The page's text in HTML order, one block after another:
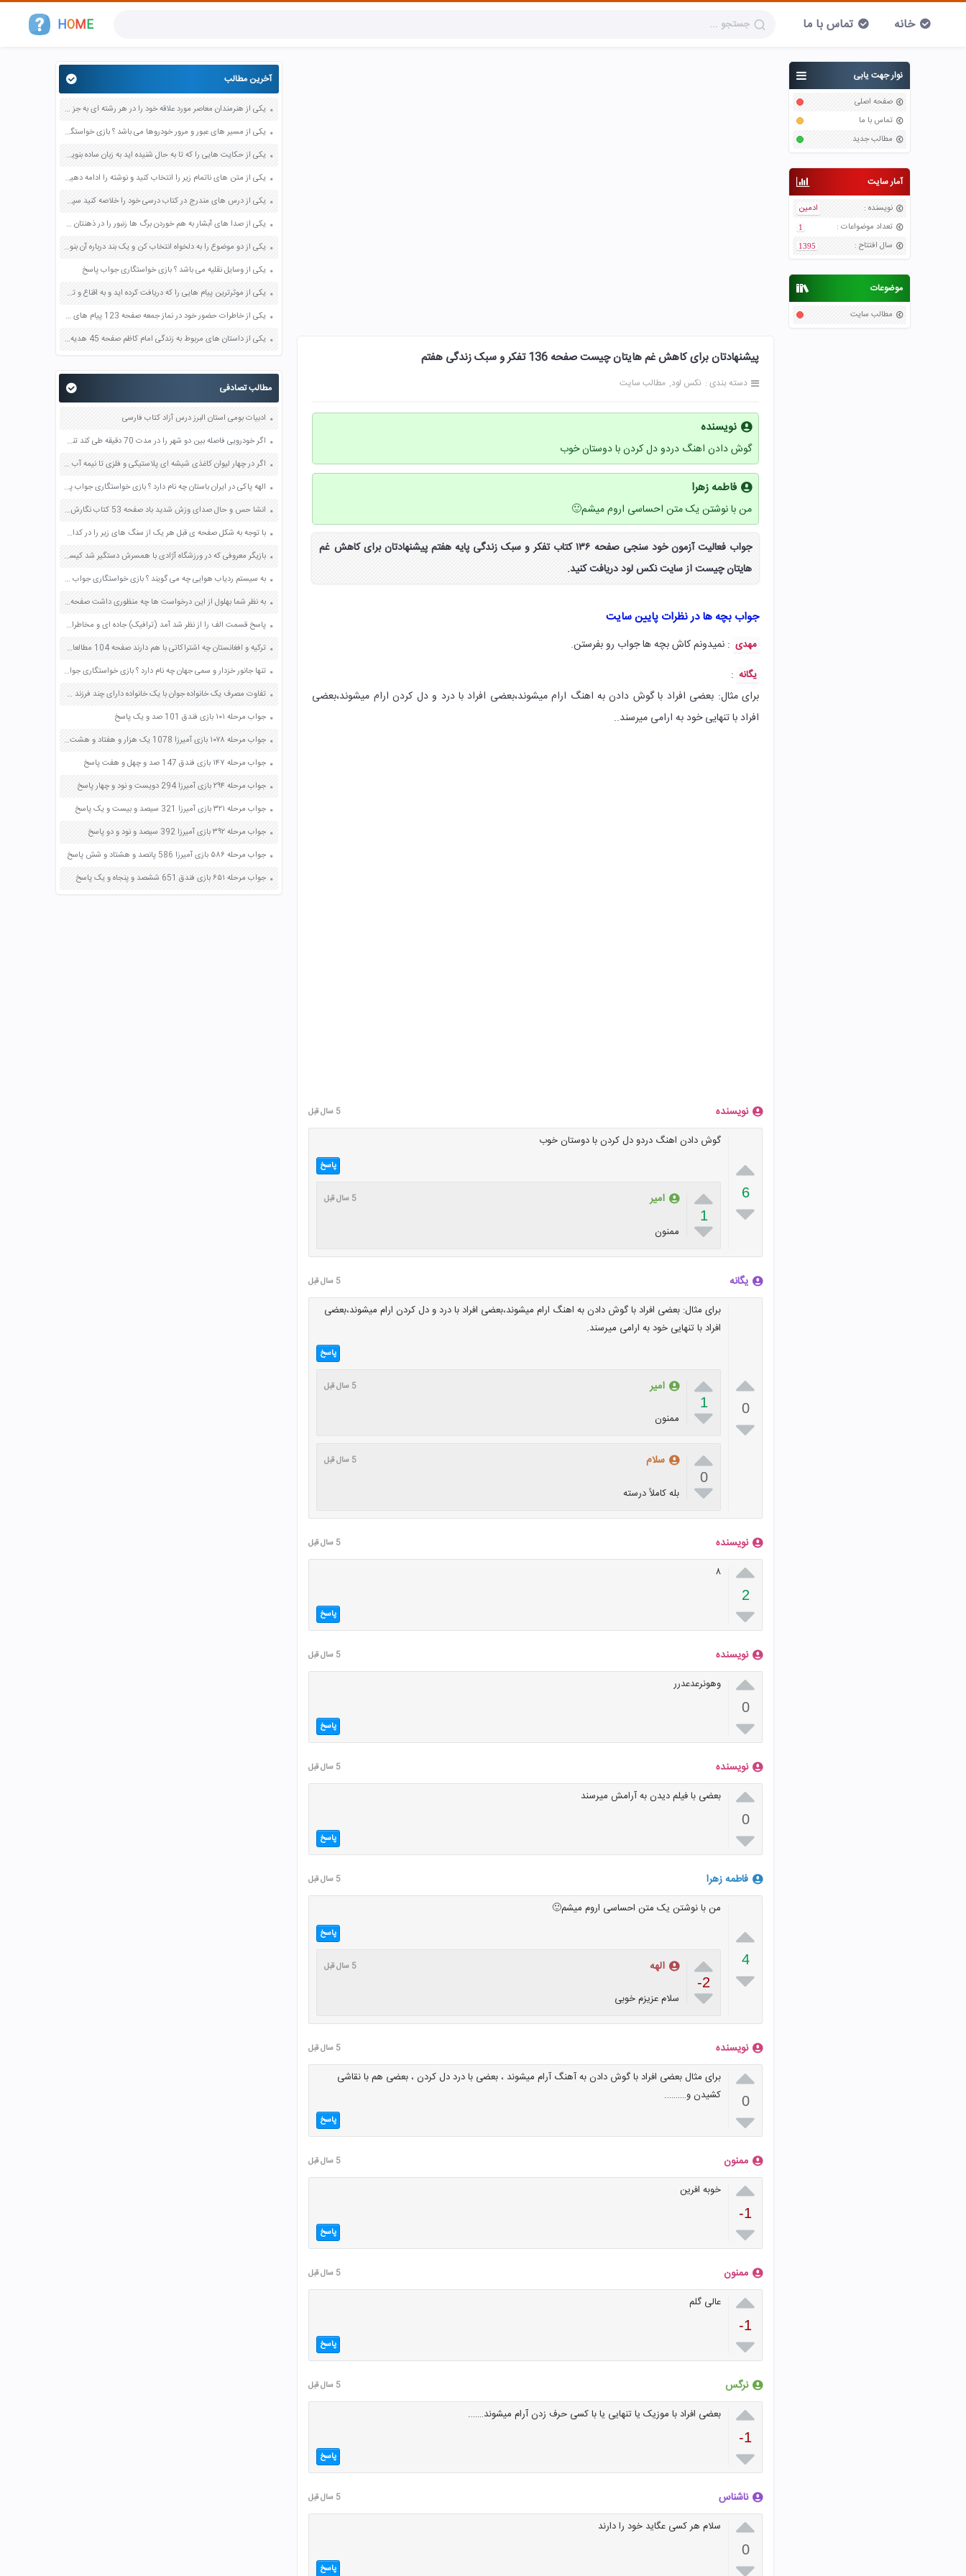
HOME خانه تماس با ما
نوار جهت یابی
صفحه اصلی
تماس با ما
مطالب جدید
آمار سایت
نویسنده :
ادمین
تعداد موضواعات :
1
سال افتتاح :
1395
موضوعات
مطالب سایت
پیشنهادتان برای کاهش غم هایتان چیست صفحه 136 تفکر و سبک زندگی هفتم
دسته بندی : نکس لود مطالب سایت
نویسنده
گوش دادن اهنگ دردو دل کردن با دوستان خوب
فاطمه زهرا
من با نوشتن یک متن احساسی اروم میشم🙂
جواب فعالیت آزمون خود سنجی صفحه ۱۳۶ کتاب تفکر و سبک زندگی پایه هفتم پیشنهادتان برای کاهش غم
هایتان چیست از سایت نکس لود دریافت کنید.
جواب بچه ها در نظرات پایین سایت
مهدی : نمیدونم کاش بچه ها جواب رو بفرستن.
یگانه :‌
برای مثال: بعضی افراد با گوش دادن به اهنگ ارام میشوند،بعضی افراد با درد و دل کردن ارام میشوند،بعضی
افراد با تنهایی خود به ارامی میرسند..
نویسنده 5 سال قبل

6

گوش دادن اهنگ دردو دل کردن با دوستان خوب
پاسخ

1

امیر 5 سال قبل
ممنون
یگانه 5 سال قبل

0

برای مثال: بعضی افراد با گوش دادن به اهنگ ارام میشوند،بعضی افراد با درد و دل کردن ارام میشوند،بعضی
افراد با تنهایی خود به ارامی میرسند.
پاسخ

1

امیر 5 سال قبل
ممنون

0

سلام 5 سال قبل
بله کاملاً درسته
نویسنده 5 سال قبل

2

۸
پاسخ
نویسنده 5 سال قبل

0

وهونرعدعدرر
پاسخ
نویسنده 5 سال قبل

0

بعضی با فیلم دیدن به آرامش میرسند
پاسخ
فاطمه زهرا 5 سال قبل

4

من با نوشتن یک متن احساسی اروم میشم🙂
پاسخ

-2

الهه 5 سال قبل
سلام عزیزم خوبی
نویسنده 5 سال قبل

0

برای مثال بعضی افراد با گوش دادن به آهنگ آرام میشوند ، بعضی با درد دل کردن ، بعضی هم با نقاشی
کشیدن و……….
پاسخ
ممنون 5 سال قبل

-1

خوبه افرین
پاسخ
ممنون 5 سال قبل

-1

عالی گلم
پاسخ
نرگس 5 سال قبل

-1

بعضی افراد با موزیک یا تنهایی یا با کسی حرف زدن آرام میشوند…….
پاسخ
ناشناس 5 سال قبل

0
سلام هر کسی عگاید خود را دارند
پاسخ
آخرین مطالب
یکی از هنرمندان معاصر مورد علاقه خود را در هر رشته ای به جز عکاسی صفحه 69 فرهنگ و هنر نهم
یکی از مسیر های عبور و مرور خودروها می باشد ؟ بازی خواستگاری جواب پاسخ
یکی از حکایت هایی را که تا به حال شنیده اید به زبان ساده بنویسید صفحه 97 نگارش ششم دبستان
یکی از متن های ناتمام زیر را انتخاب کنید و نوشته را ادامه دهید صفحه 73 و 74 کتاب نگارش فارسی پنجم دبستان
یکی از درس های مندرج در کتاب درسی خود را خلاصه کنید سپس متن خلاصه شده را با بهره گیری از روش های دسته بندی نمودار جدول نقشه مفهومی نشان دهید صفحه 118 نگارش یازدهم
یکی از صدا های آبشار به هم خوردن برگ ها زنبور را در ذهنتان مجسم کنید و درباره آن یک بند بنویسید صفحه 11 نگارش پنجم
یکی از دو موضوع را به دلخواه انتخاب کن و یک بند درباره آن بنویس صفحه 35 کتاب نگارش فارسی سوم
یکی از وسایل نقلیه می باشد ؟ بازی خواستگاری جواب پاسخ
یکی از موثرترین پیام هایی را که دریافت کرده اید و به اقناع و تغییری جدی در شما منجر شده است برسی کنید و علت این تاثیر گذاری قابل توجه را بنویسید صفحه 52 تفکر و سواد رسانه ای دهم
یکی از خاطرات حضور خود در نماز جمعه صفحه 123 پیام های آسمان هفتم
یکی از داستان های مربوط به زندگی امام کاظم صفحه 45 هدیه های آسمان چهارم
مطالب تصادفی
ادبیات بومی استان البرز درس آزاد کتاب فارسی
اگر خودرویی فاصله بین دو شهر را در مدت 70 دقیقه طی کند تندی متوسط و سرعت متوسط اتومبیل برحسب متر بر ثانیه و همچنین کیلومتر بر ساعت چقدر است صفحه 44 علوم نهم
اگر در چهار لیوان کاغذی شیشه ای پلاستیکی و فلزی تا نیمه آب داغ بریزیم پس از مدت کوتاهی در کدام لیوان آب سردتر شده است صفحه 38 علوم چهارم
الهه پاکی در ایران باستان چه نام دارد ؟ بازی خواستگاری جواب پاسخ
انشا حس و حال صدای وزش شديد باد صفحه 53 کتاب نگارش هشتم
با توجه به شکل صفحه ی قبل هر یک از سنگ های زیر را در کدام قسمت رودخانه می بینید؟ صفحه 45 علوم چهارم
بازیگر معروفی که در ورزشگاه آژادی با همسرش دستگیر شد کیست ؟
به سیستم ردیاب هوایی چه می گویند ؟ بازی خواستگاری جواب پاسخ
به نظر شما بهلول از این درخواست ها چه منظوری داشت صفحه 26 پیام های آسمان هفتم
پاسخ قسمت الف را از نظر شد آمد (ترافیک) جاده ای و مخاطرات آن و همچنین مسال زیست محیطی در گروه خود به بحث بگذارید و نتیجه را به کلاس اراه کنید صفحه 75 علوم هفتم
ترکیه و افغانستان چه اشتراکاتی با هم دارند صفحه 104 مطالعات اجتماعی ششم
تنها جانور خزدار و سمی جهان چه نام دارد ؟ بازی خواستگاری جواب پاسخ
تفاوت مصرف یک خانواده جوان با یک خانواده دارای چند فرزند چیست؟ صفحه 154 تفکر و سبک زندگی هشتم
جواب مرحله ۱۰۱ بازی فندق 101 صد و یک پاسخ
جواب مرحله ۱۰۷۸ بازی آمیرزا 1078 یک هزار و هفتاد و هشت پاسخ
جواب مرحله ۱۴۷ بازی فندق 147 صد و چهل و هفت پاسخ
جواب مرحله ۲۹۴ بازی آمیرزا 294 دویست و نود و چهار پاسخ
جواب مرحله ۳۲۱ بازی آمیرزا 321 سیصد و بیست و یک پاسخ
جواب مرحله ۳۹۲ بازی آمیرزا 392 سیصد و نود و دو پاسخ
جواب مرحله ۵۸۶ بازی آمیرزا 586 پانصد و هشتاد و شش پاسخ
جواب مرحله ۶۵۱ بازی فندق 651 ششصد و پنجاه و یک پاسخ